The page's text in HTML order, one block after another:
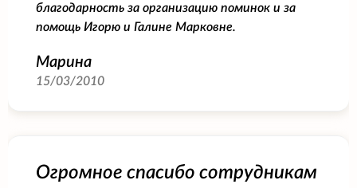
благодарность за организацию поминок и за
помощь Игорю и Галине Марковне.
Марина
15/03/2010
Огромное спасибо сотрудникам